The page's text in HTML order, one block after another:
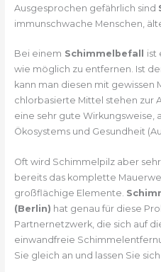
Ausgesprochen gefährlich sind
immunschwache Menschen,
Bei einem Schimmelbefall ist
wie möglich zu entfernen. Ist
kann man diesen mit gewissen
chlorbasierte Mittel stehen zur
eine sehr gute Wirkungsweise,
Ökosystems und Gesundheit
Oft wird Schimmelpilz aber
bereits das komplette
großflächige Elemente.
(Berlin) hat genau für diese
Partnernetzwerk, die sich auf
einwandfreie
Sie gleich an und lassen Sie